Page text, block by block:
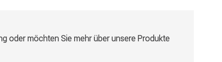
oder möchten Sie mehr über unsere Produkte